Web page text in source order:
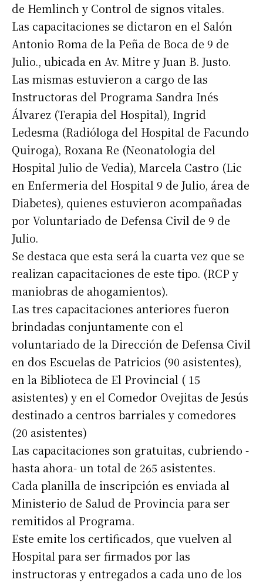
de Hemlinch y Control de signos vitales.
Las capacitaciones se dictaron en el Salón
Antonio Roma de la Peña de Boca de 9 de
Julio., ubicada en Av. Mitre y Juan B. Justo.
Las mismas estuvieron a cargo de las
Instructoras del Programa Sandra Inés
Álvarez (Terapia del Hospital), Ingrid
Ledesma (Radióloga del Hospital de Facundo
Quiroga), Roxana Re (Neonatologia del
Hospital Julio de Vedia), Marcela Castro (Lic
en Enfermeria del Hospital 9 de Julio, área de
Diabetes), quienes estuvieron acompañadas
por Voluntariado de Defensa Civil de 9 de
Julio.
Se destaca que esta será la cuarta vez que se
realizan capacitaciones de este tipo. (RCP y
maniobras de ahogamientos).
Las tres capacitaciones anteriores fueron
brindadas conjuntamente con el
voluntariado de la Dirección de Defensa Civil
en dos Escuelas de Patricios (90 asistentes),
en la Biblioteca de El Provincial ( 15
asistentes) y en el Comedor Ovejitas de Jesús
destinado a centros barriales y comedores
(20 asistentes)
Las capacitaciones son gratuitas, cubriendo -
hasta ahora- un total de 265 asistentes.
Cada planilla de inscripción es enviada al
Ministerio de Salud de Provincia para ser
remitidos al Programa.
Este emite los certificados, que vuelven al
Hospital para ser firmados por las
instructoras y entregados a cada uno de los